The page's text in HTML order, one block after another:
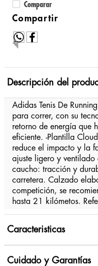
Comparar
Descripción del
Adidas Tenis De
para correr, con su
retorno de energía que
eficiente. -Plantilla
reduce el impacto y la
ajuste ligero y ventilado
caucho: tracción y
carretera. Calzado
competición, se
hasta 21 kilómetos.
Caracteristicas
Cuidado y Garantías